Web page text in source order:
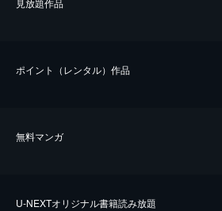
⾒放題作品
ポイント（レンタル）作品
無料マンガ
U-NEXTオリジナル書籍読み放題